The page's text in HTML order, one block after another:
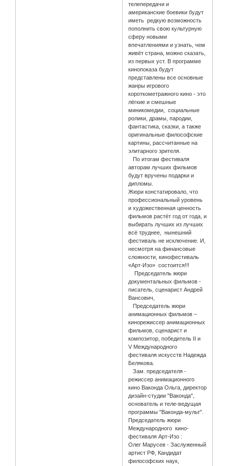
телепередачи и
американские боевики будут
иметь редкую возможность
пополнить свою культурную
сферу новыми
впечатлениями и узнать, чем
живёт страна, можно сказать,
из первых уст. В программе
кинопоказа будут
представлены все основные
жанры игрового
короткометражного кино - это
лёгкие и смешные
миникомедии, социальные
ролики, драмы, пародии,
фантастика, сказки, а также
оригинальные философские
картины, рассчитанные на
элитарного зрителя.
По итогам фестиваля
авторам лучших фильмов
будут вручены подарки и
дипломы.
Жюри констатировало, что
профессиональный уровень
и художественная ценность
фильмов растёт год от года, и
выбирать лучших из лучших
всё труднее, нынешний
фестиваль не исключение. И,
несмотря на финансовые
сложности, кинофестиваль
«Арт-Изо» состоится!!!
Председатель жюри
документальных фильмов -
писатель, сценарист Андрей
Вансович,
Председатель жюри
анимационных фильмов –
кинорежиссер анимационных
фильмов, сценарист и
композитор, победитель II и
V Международного
фестиваля искусств Надежда
Белякова.
Зам. председателя -
режиссер анимационного
кино Ваконда Ольга, директор
дизайн-студии "Ваконда",
основатель и теле-ведущая
программы "Ваконда-мульт".
Председатель жюри
Международного кино-
фестиваля Арт-Изо :
Олег Марусев - Заслуженный
артист РФ, Кандидат
философских наук,